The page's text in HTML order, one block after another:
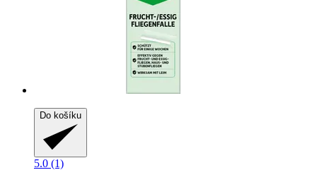
Do košíku
5.0 (1)